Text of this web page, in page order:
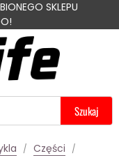
SKLEPU
Szukaj
Części